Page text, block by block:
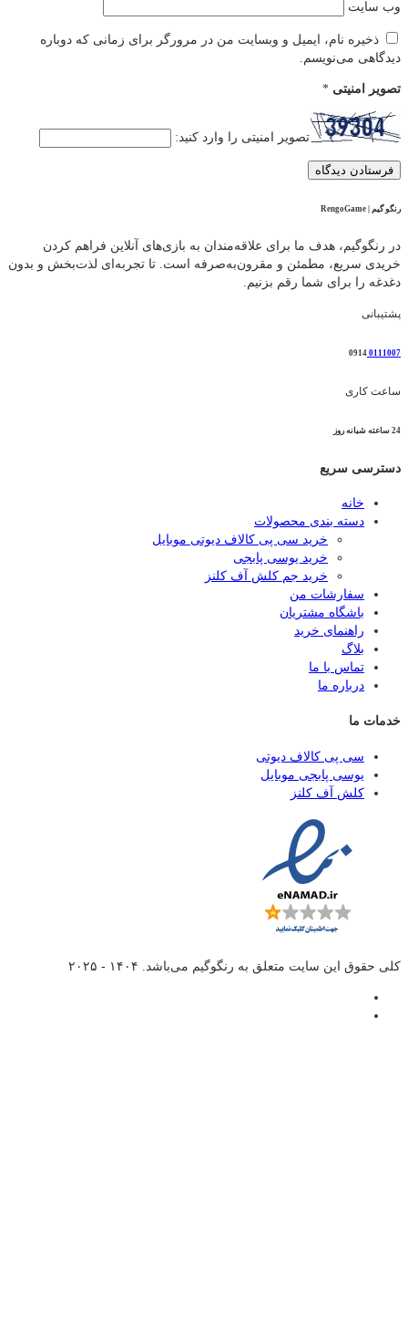
وب‌ سایت
ذخیره نام، ایمیل و وبسایت من در مرورگر برای زمانی که دوباره
دیدگاهی می‌نویسم.
تصویر امنیتی *
تصویر امنیتی را وارد کنید:
رنگو گیم | RengoGame
در رنگوگیم، هدف ما برای علاقه‌مندان به بازی‌های آنلاین فراهم کردن
خریدی سریع، مطمئن و مقرون‌به‌صرفه است. تا تجربه‌ای لذت‌بخش و بدون
دغدغه را برای شما رقم بزنیم.
پشتیبانی
0111007
0914
ساعت کاری
24 ساعته شبانه روز
دسترسی سریع
خانه
دسته بندی محصولات
خرید سی پی کالاف دیوتی موبایل
خرید یوسی پابجی
خرید جم کلش آف کلنز
سفارشات من
باشگاه مشتریان
راهنمای خرید
بلاگ
تماس با ما
درباره ما
خدمات ما
سی پی کالاف دیوتی
یوسی پابجی موبایل
کلش آف کلنز
کلی حقوق این سایت متعلق به رنگوگیم می‌باشد. ۱۴۰۴ - ۲۰۲۵